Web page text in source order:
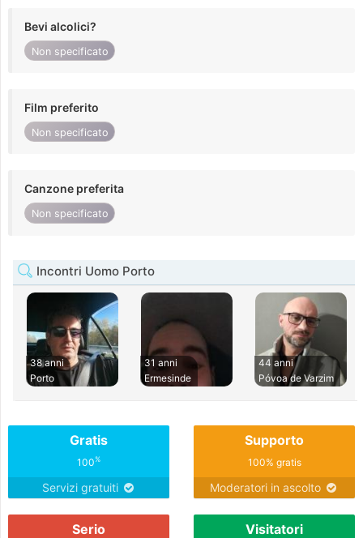
Bevi alcolici?
Non specificato
Film preferito
Non specificato
Canzone preferita
Non specificato
Incontri Uomo Porto
38 anni
Porto
31 anni
Ermesinde
44 anni
Póvoa de Varzim
Gratis
100%
Servizi gratuiti
Supporto
100% gratis
Moderatori in ascolto
Serio Visitatori